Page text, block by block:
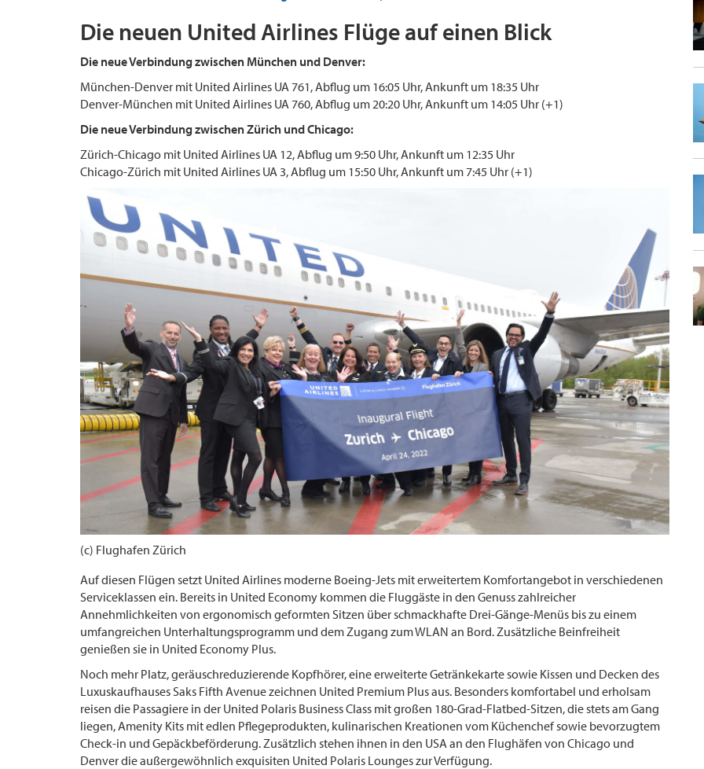
Die neuen United Airlines Flüge auf einen Blick
Die neue Verbindung zwischen München und Denver:
München-Denver mit United Airlines UA 761, Abflug um 16:05 Uhr, Ankunft um 18:35 Uhr
Denver-München mit United Airlines UA 760, Abflug um 20:20 Uhr, Ankunft um 14:05 Uhr (+1)
Die neue Verbindung zwischen Zürich und Chicago:
Zürich-Chicago mit United Airlines UA 12, Abflug um 9:50 Uhr, Ankunft um 12:35 Uhr
Chicago-Zürich mit United Airlines UA 3, Abflug um 15:50 Uhr, Ankunft um 7:45 Uhr (+1)
(c) Flughafen Zürich
Auf diesen Flügen setzt United Airlines moderne Boeing-Jets mit erweitertem Komfortangebot in verschiedenen
Serviceklassen ein. Bereits in United Economy kommen die Fluggäste in den Genuss zahlreicher
Annehmlichkeiten von ergonomisch geformten Sitzen über schmackhafte Drei-Gänge-Menüs bis zu einem
umfangreichen Unterhaltungsprogramm und dem Zugang zum WLAN an Bord. Zusätzliche Beinfreiheit
genießen sie in United Economy Plus.
Noch mehr Platz, geräuschreduzierende Kopfhörer, eine erweiterte Getränkekarte sowie Kissen und Decken des
Luxuskaufhauses Saks Fifth Avenue zeichnen United Premium Plus aus. Besonders komfortabel und erholsam
reisen die Passagiere in der United Polaris Business Class mit großen 180-Grad-Flatbed-Sitzen, die stets am Gang
liegen, Amenity Kits mit edlen Pflegeprodukten, kulinarischen Kreationen vom Küchenchef sowie bevorzugtem
Check-in und Gepäckbeförderung. Zusätzlich stehen ihnen in den USA an den Flughäfen von Chicago und
Denver die außergewöhnlich exquisiten United Polaris Lounges zur Verfügung.